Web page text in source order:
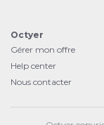
Octyer
Gérer mon offre
Help center
Nous contacter